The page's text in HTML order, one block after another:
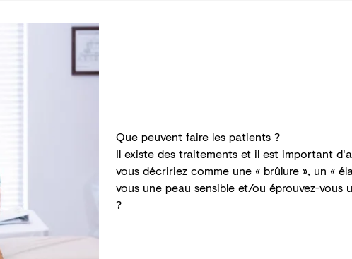
Que peuvent faire les patients ?
Il existe des traitements et il est important
vous décririez comme une « brûlure », un «
vous une peau sensible et/ou éprouvez-vous
?